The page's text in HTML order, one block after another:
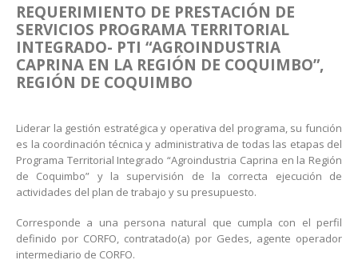
REQUERIMIENTO DE PRESTACIÓN DE
SERVICIOS PROGRAMA TERRITORIAL
INTEGRADO- PTI “AGROINDUSTRIA
CAPRINA EN LA REGIÓN DE COQUIMBO”,
REGIÓN DE COQUIMBO
Liderar la gestión estratégica y operativa del programa, su función
es la coordinación técnica y administrativa de todas las etapas del
Programa Territorial Integrado “Agroindustria Caprina en la Región
de Coquimbo” y la supervisión de la correcta ejecución de
actividades del plan de trabajo y su presupuesto.
Corresponde a una persona natural que cumpla con el perfil
definido por CORFO, contratado(a) por Gedes, agente operador
intermediario de CORFO.